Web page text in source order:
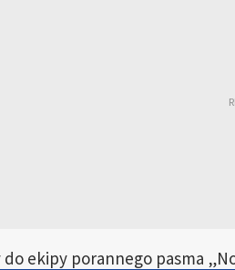
do ekipy porannego pasma